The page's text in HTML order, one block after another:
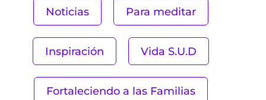
Noticias Para meditar
Inspiración Vida S.U.D
Fortaleciendo a las Familias